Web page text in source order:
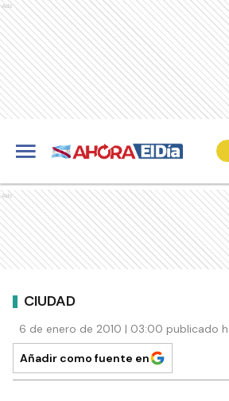
Ads
Ads
CIUDAD
6 de enero de 2010 | 03:00 publicado
Añadir como fuente en